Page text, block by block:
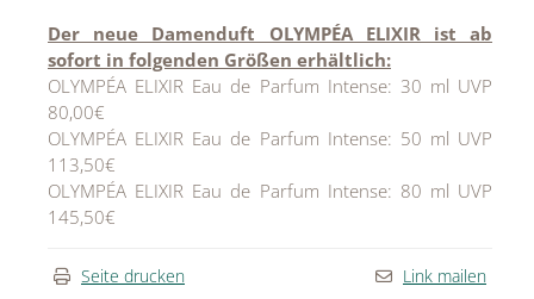
Der neue Damenduft OLYMPÉA ELIXIR ist ab
sofort in folgenden Größen erhältlich:
OLYMPÉA ELIXIR Eau de Parfum Intense: 30 ml UVP
80,00€
OLYMPÉA ELIXIR Eau de Parfum Intense: 50 ml UVP
113,50€
OLYMPÉA ELIXIR Eau de Parfum Intense: 80 ml UVP
145,50€
Seite drucken Link mailen